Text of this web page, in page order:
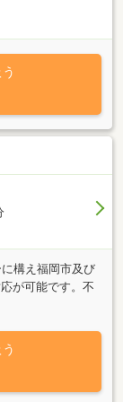
構え福岡市及び
が可能です。不
産の有効活用な